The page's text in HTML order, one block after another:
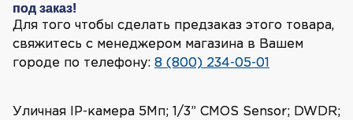
Уличная IP-камера 5Мп; 1/3” CMOS Sensor; DWDR;
под заказ!
Для того чтобы сделать предзаказ этого товара,
свяжитесь с менеджером магазина в Вашем
городе по телефону: 8 (800) 234-05-01